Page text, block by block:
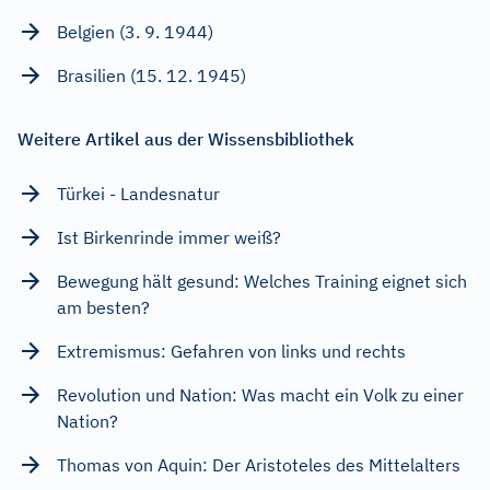
Belgien (3. 9. 1944)
Brasilien (15. 12. 1945)
Weitere Artikel aus der Wissensbibliothek
Türkei - Landesnatur
Ist Birkenrinde immer weiß?
Bewegung hält gesund: Welches Training eignet sich
am besten?
Extremismus: Gefahren von links und rechts
Revolution und Nation: Was macht ein Volk zu einer
Nation?
Thomas von Aquin: Der Aristoteles des Mittelalters